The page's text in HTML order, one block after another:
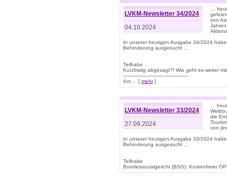
LVKM-Newsletter 34/2024
04.10.2024
…
von
In unserer heutigen Ausgabe 34/2024
Behinderung ausgesucht ...
Teilhabe
Kurzfristig abgesagt?! Wie geht es weiter
-------------------------------------------
Am ... [ mehr]
LVKM-Newsletter 33/2024
27.09.2024
…
die
von
In unserer heutigen Ausgabe 33/2024
Behinderung ausgesucht ...
Teilhabe
Bundessozialgericht (BSG): Kostenfreier